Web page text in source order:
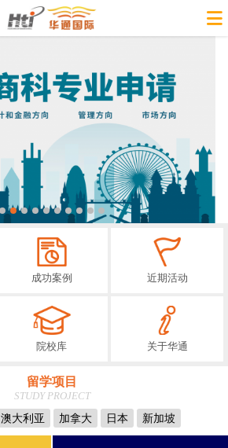
成功案例 近期活动
院校库 关于华通
留学项目
STUDY PROJECT
澳大利亚 加拿大 日本 新加坡